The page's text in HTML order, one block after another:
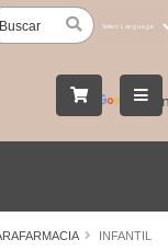
by
INFANTIL